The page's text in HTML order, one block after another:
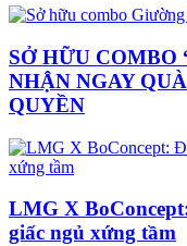
SỞ HỮU
NHẬN NGAY
QUYỀN
LMG X
giấc ngủ xứng tầm